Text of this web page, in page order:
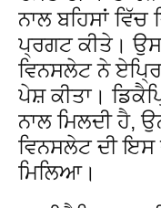
ਨਾਲ ਬਹਿਸਾਂ
ਪ੍ਰਗਟ ਕੀਤੇ।
ਵਿਨਸਲੇਟ ਨੇ
ਪੇਸ਼ ਕੀਤਾ।
ਨਾਲ ਮਿਲਦੀ ਹੈ,
ਵਿਨਸਲੇਟ ਦੀ
ਮਿਲਿਆ।